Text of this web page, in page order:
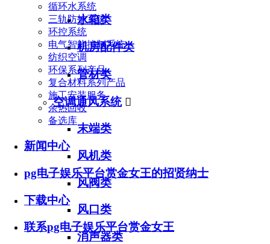
循环水系统
三轨防护系统
环控系统
电气智能控制系统
纺织空调
环保系列产品
复合材料系列产品
施工安装服务
余热回收
备选库
新闻中心
pg电子娱乐平台赏金女王的招贤纳士
下载中心
联系pg电子娱乐平台赏金女王
水箱类
机房配件类
管材类
空调通风系统 
末端类
风机类
风阀类
风口类
消声器类